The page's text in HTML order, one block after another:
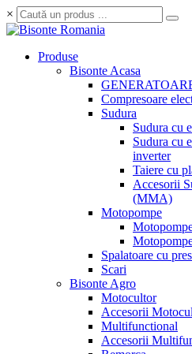
×
Produse
Bisonte Acasa
Compresoare
Sudura
Sudura cu
Sudura cu
inverter
Taiere cu
Accesorii
(MMA)
Motopompe
Spalatoare cu
Scari
Bisonte Agro
Motocultor
Accesorii
Multifunctional
Accesorii